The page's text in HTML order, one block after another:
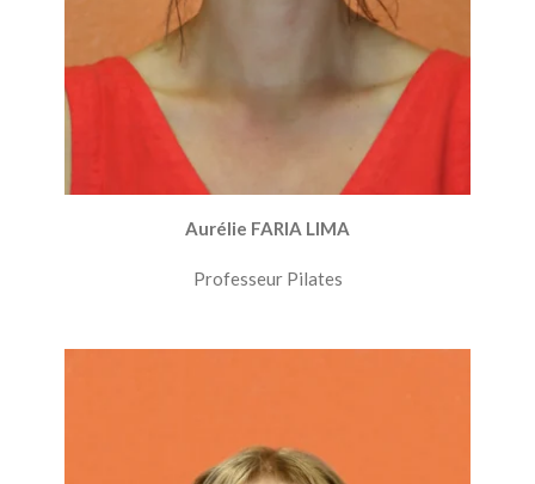
Aurélie FARIA LIMA
Professeur Pilates